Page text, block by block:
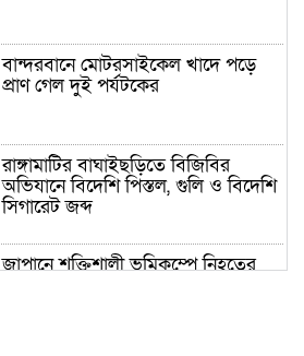
বান্দরবানে মোটরসাইকেল খাদে পড়ে
প্রাণ গেল দুই পর্যটকের
রাঙ্গামাটির বাঘাইছড়িতে বিজিবির
অভিযানে বিদেশি পিস্তল, গুলি ও বিদেশি
সিগারেট জব্দ
জাপানে শক্তিশালী ভূমিকম্পে নিহতের